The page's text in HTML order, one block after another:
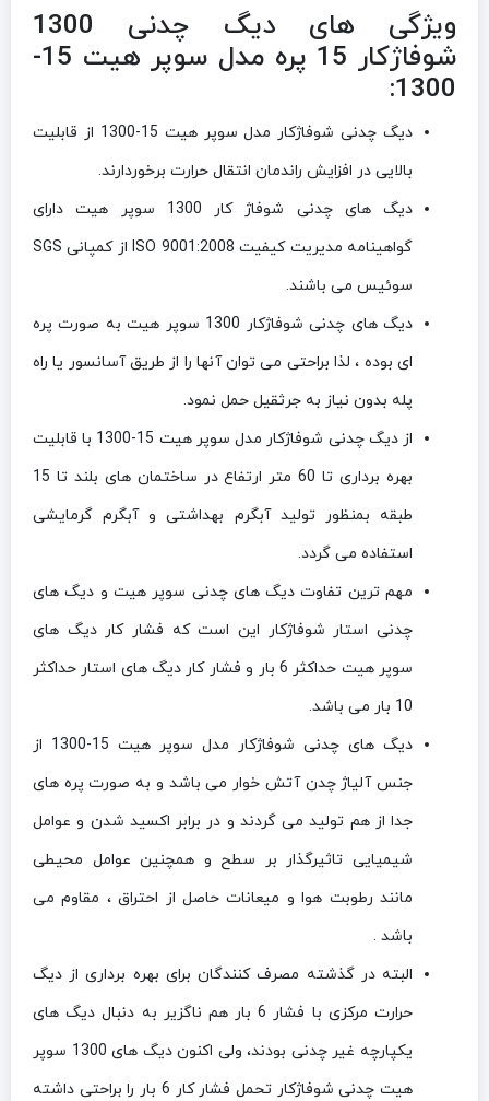
ویژگی های دیگ چدنی 1300
شوفاژکار 15 پره مدل سوپر هیت 15-
1300:
دیگ چدنی شوفاژکار مدل سوپر هیت 15-1300 از قابلیت
بالایی در افزایش راندمان انتقال حرارت برخوردارند.
دیگ های چدنی شوفاژ کار 1300 سوپر هیت دارای
گواهینامه مدیریت کیفیت ISO 9001:2008 از کمپانی SGS
سوئیس می باشند.
دیگ های چدنی شوفاژکار 1300 سوپر هیت به صورت پره
ای بوده ، لذا براحتی می توان آنها را از طریق آسانسور یا راه
پله بدون نیاز به جرثقیل حمل نمود.
از دیگ چدنی شوفاژکار مدل سوپر هیت 15-1300 با قابلیت
بهره برداری تا 60 متر ارتفاع در ساختمان های بلند تا 15
طبقه بمنظور تولید آبگرم بهداشتی و آبگرم گرمایشی
استفاده می گردد.
مهم ترین تفاوت دیگ های چدنی سوپر هیت و دیگ های
چدنی استار شوفاژکار این است که فشار کار دیگ های
سوپر هیت حداکثر 6 بار و فشار کار دیگ های استار حداکثر
10 بار می باشد.
دیگ های چدنی شوفاژکار مدل سوپر هیت 15-1300 از
جنس آلیاژ چدن آتش خوار می باشد و به صورت پره های
جدا از هم تولید می گردند و در برابر اکسید شدن و عوامل
شیمیایی تاثیرگذار بر سطح و همچنین عوامل محیطی
مانند رطوبت هوا و میعانات حاصل از احتراق ، مقاوم می
باشد .
البته در گذشته مصرف کنندگان برای بهره برداری از دیگ
حرارت مرکزی با فشار 6 بار هم ناگزیر به دنبال دیگ های
یکپارچه غیر چدنی بودند، ولی اکنون دیگ های 1300 سوپر
هیت چدنی شوفاژکار تحمل فشار کار 6 بار را براحتی داشته